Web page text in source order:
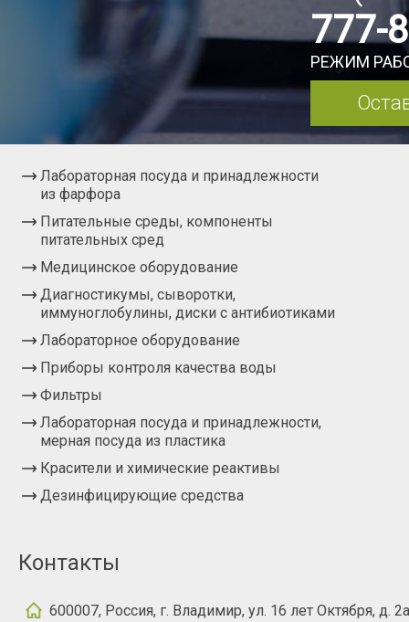
777-
РЕЖИМ
Лабораторная посуда и принадлежности
из фарфора
Питательные среды, компоненты
питательных сред
Медицинское оборудование
Диагностикумы, сыворотки,
иммуноглобулины, диски с антибиотиками
Лабораторное оборудование
Приборы контроля качества воды
Фильтры
Лабораторная посуда и принадлежности,
мерная посуда из пластика
Красители и химические реактивы
Дезинфицирующие средства
Контакты
600007, Россия, г. Владимир, ул. 16 лет Октября, д. 2а